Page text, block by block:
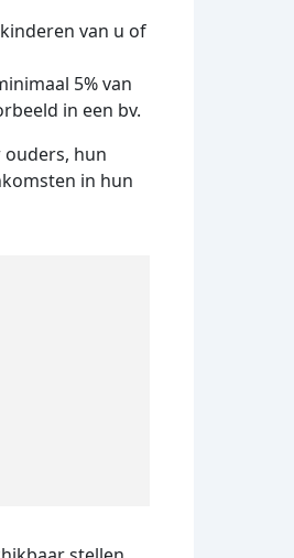
van u of
5% van
in een bv.
ouders, hun
in hun